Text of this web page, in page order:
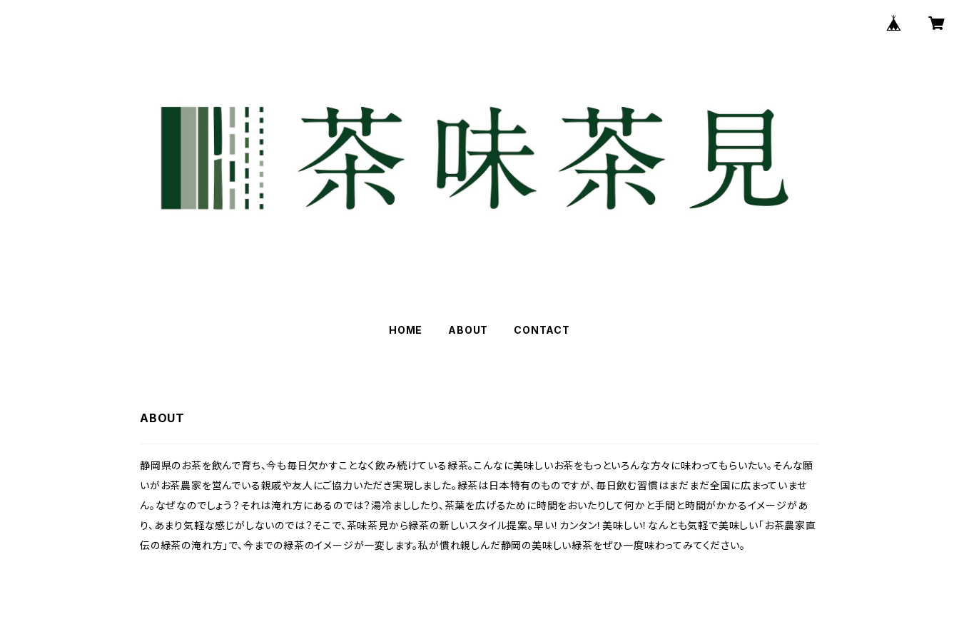
HOME ABOUT CONTACT
ABOUT
静岡県のお茶を飲んで育ち、今も毎日欠かすことなく飲み続けている緑茶。こんなに美味しいお茶をもっといろんな方々に味わってもらいたい。そんな願
いがお茶農家を営んでいる親戚や友人にご協力いただき実現しました。緑茶は日本特有のものですが、毎日飲む習慣はまだまだ全国に広まっていませ
ん。なぜなのでしょう？それは淹れ方にあるのでは？湯冷まししたり、茶葉を広げるために時間をおいたりして何かと手間と時間がかかるイメージがあ
り、あまり気軽な感じがしないのでは？そこで、茶味茶見から緑茶の新しいスタイル提案。早い！カンタン！美味しい！なんとも気軽で美味しい「お茶農家直
伝の緑茶の淹れ方」で、今までの緑茶のイメージが一変します。私が慣れ親しんだ静岡の美味しい緑茶をぜひ一度味わってみてください。